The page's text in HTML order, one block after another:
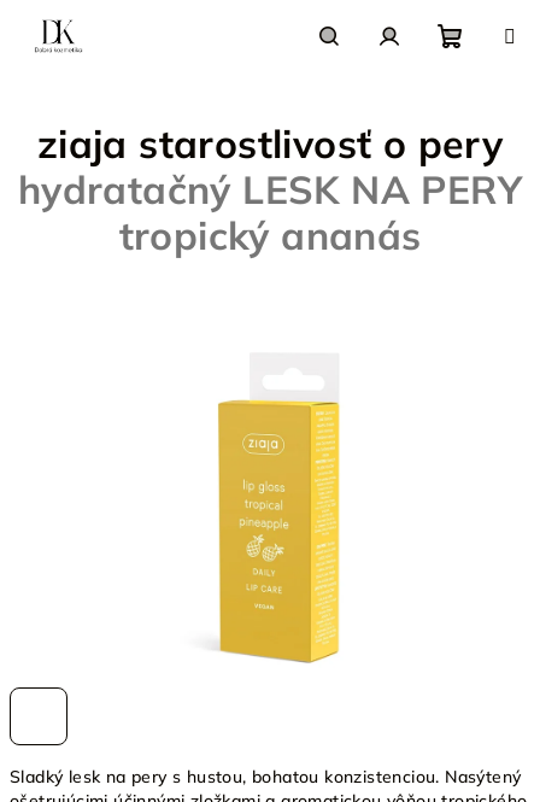
obsah
košík
Sladký lesk na pery s hustou, bohatou konzistenciou. Nasýtený
ziaja starostlivosť o pery
hydratačný LESK NA PERY
tropický ananás